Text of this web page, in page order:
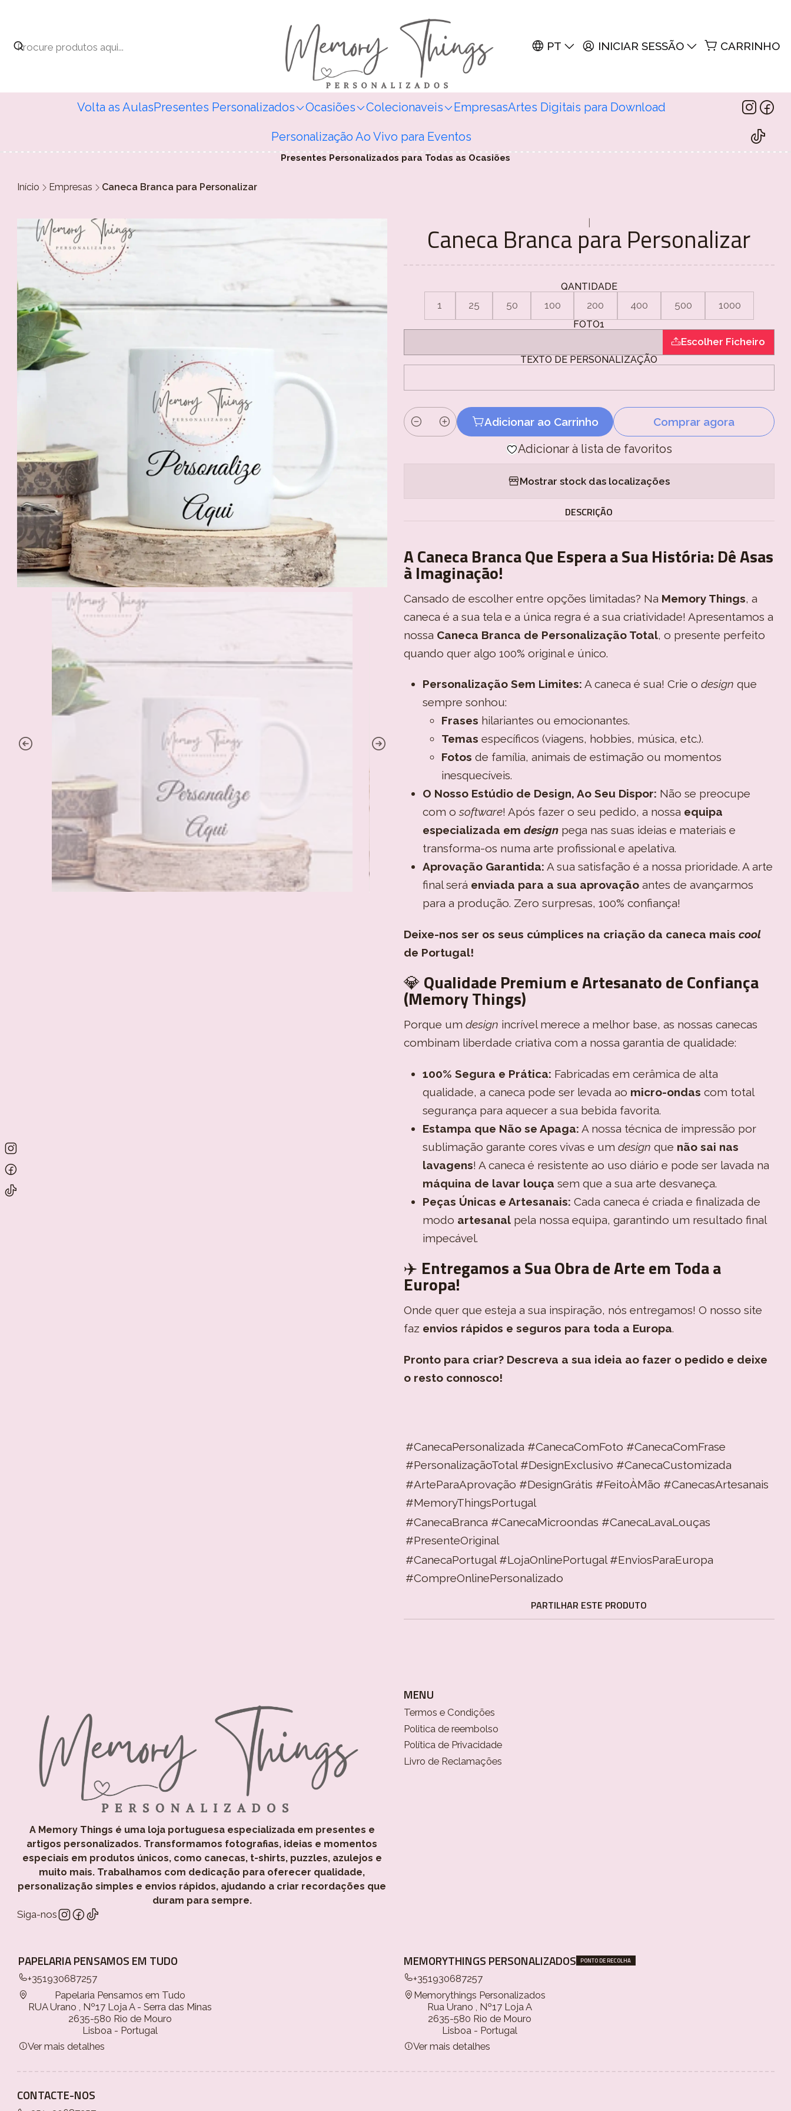
PT INICIAR SESSÃO CARRINHO
Volta as AulasPresentes Personalizados Ocasiões Colecionaveis EmpresasArtes Digitais para Download
Personalização Ao Vivo para Eventos
Presentes Personalizados para Todas as Ocasiões
Início Empresas Caneca Branca para Personalizar
Caneca Branca para Personalizar
QANTIDADE
1 25 50 100 200 400 500 1000
FOTO1
Escolher Ficheiro
TEXTO DE PERSONALIZAÇÃO
Quantidade
Adicionar ao Carrinho Comprar agora
Adicionar à lista de favoritos
Mostrar stock das localizações
DESCRIÇÃO
A Caneca Branca Que Espera a Sua História: Dê Asas
à Imaginação!
Cansado de escolher entre opções limitadas? Na Memory Things, a
caneca é a sua tela e a única regra é a sua criatividade! Apresentamos a
nossa Caneca Branca de Personalização Total, o presente perfeito
quando quer algo 100% original e único.
Personalização Sem Limites: A caneca é sua! Crie odesign que
sempre sonhou:
Frases hilariantes ou emocionantes.
Temas específicos (viagens, hobbies, música, etc.).
Fotos de família, animais de estimação ou momentos
inesquecíveis.
O Nosso Estúdio de Design, Ao Seu Dispor: Não se preocupe
com osoftware! Após fazer o seu pedido, a nossa equipa
especializada emdesign pega nas suas ideias e materiais e
transforma-os numa arte profissional e apelativa.
Aprovação Garantida: A sua satisfação é a nossa prioridade. A arte
final será enviada para a sua aprovação antes de avançarmos
para a produção. Zero surpresas, 100% confiança!
Deixe-nos ser os seus cúmplices na criação da caneca maiscool
de Portugal!
💎Qualidade Premium e Artesanato de Confiança
(Memory Things)
Porque umdesign incrível merece a melhor base, as nossas canecas
combinam liberdade criativa com a nossa garantia de qualidade:
100% Segura e Prática: Fabricadas em cerâmica de alta
qualidade, a caneca pode ser levada ao micro-ondas com total
segurança para aquecer a sua bebida favorita.
Estampa que Não se Apaga: A nossa técnica de impressão por
sublimação garante cores vivas e umdesign que não sai nas
lavagens! A caneca é resistente ao uso diário e pode ser lavada na
máquina de lavar louça sem que a sua arte desvaneça.
Peças Únicas e Artesanais: Cada caneca é criada e finalizada de
modo artesanal pela nossa equipa, garantindo um resultado final
impecável.
✈️ Entregamos a Sua Obra de Arte em Toda a
Europa!
Onde quer que esteja a sua inspiração, nós entregamos! O nosso site
faz envios rápidos e seguros para toda a Europa.
Pronto para criar? Descreva a sua ideia ao fazer o pedido e deixe
o resto connosco!
#CanecaPersonalizada #CanecaComFoto #CanecaComFrase
#PersonalizaçãoTotal #DesignExclusivo #CanecaCustomizada
#ArteParaAprovação #DesignGrátis #FeitoÀMão #CanecasArtesanais
#MemoryThingsPortugal
#CanecaBranca #CanecaMicroondas #CanecaLavaLouças
#PresenteOriginal
#CanecaPortugal #LojaOnlinePortugal #EnviosParaEuropa
#CompreOnlinePersonalizado
PARTILHAR ESTE PRODUTO
A Memory Things é uma loja portuguesa especializada em presentes e
artigos personalizados. Transformamos fotografias, ideias e momentos
especiais em produtos únicos, como canecas, t-shirts, puzzles, azulejos e
muito mais. Trabalhamos com dedicação para oferecer qualidade,
personalização simples e envios rápidos, ajudando a criar recordações que
duram para sempre.
Siga-nos
MENU
Termos e Condições
Politica de reembolso
Política de Privacidade
Livro de Reclamações
PAPELARIA PENSAMOS EM TUDO
+351930687257
Papelaria Pensamos em Tudo
RUA Urano , Nº17 Loja A - Serra das Minas
2635-580 Rio de Mouro
Lisboa - Portugal
Ver mais detalhes
MEMORYTHINGS PERSONALIZADOS PONTO DE RECOLHA
+351930687257
Memorythings Personalizados
Rua Urano , Nº17 Loja A
2635-580 Rio de Mouro
Lisboa - Portugal
Ver mais detalhes
CONTACTE-NOS